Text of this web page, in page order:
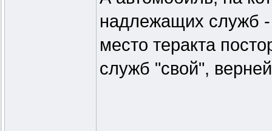
надлежащих служб
место теракта
служб "свой",